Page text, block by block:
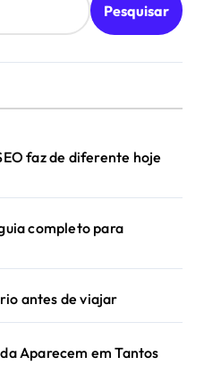
Pesquisar
faz de diferente hoje
completo para
antes de viajar
Aparecem em Tantos